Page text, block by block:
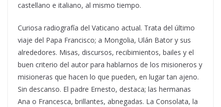
castellano e italiano, al mismo tiempo.
Curiosa radiografía del Vaticano actual. Trata del último
viaje del Papa Francisco; a Mongolia, Ulán Bator y sus
alrededores. Misas, discursos, recibimientos, bailes y el
buen criterio del autor para hablarnos de los misioneros y
misioneras que hacen lo que pueden, en lugar tan ajeno.
Sin descanso. El padre Ernesto, destaca; las hermanas
Ana o Francesca, brillantes, abnegadas. La Consolata, la